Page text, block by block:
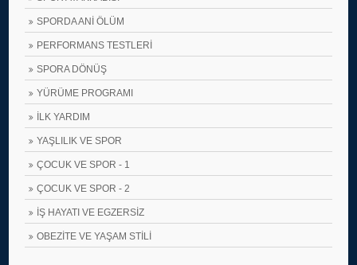
SPORDA ANİ ÖLÜM
PERFORMANS TESTLERİ
SPORA DÖNÜŞ
YÜRÜME PROGRAMI
İLK YARDIM
YAŞLILIK VE SPOR
ÇOCUK VE SPOR - 1
ÇOCUK VE SPOR - 2
İŞ HAYATI VE EGZERSİZ
OBEZİTE VE YAŞAM STİLİ